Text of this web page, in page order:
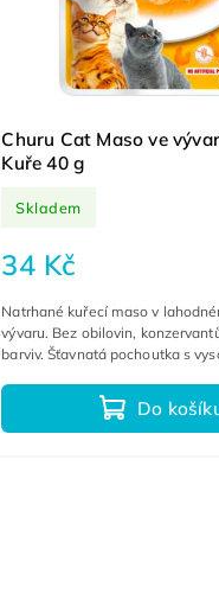
Churu Cat Maso ve
Kuře 40 g
Skladem
34 Kč
Do
Natrhané kuřecí maso v
vývaru. Bez obilovin,
barviv. Šťavnatá pochoutka s